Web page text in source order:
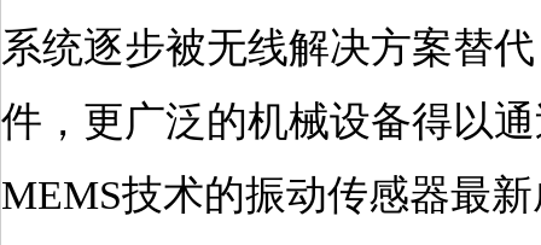
系统逐步被无线解决方案替
件，更广泛的机械设备得以
MEMS技术的振动传感器最